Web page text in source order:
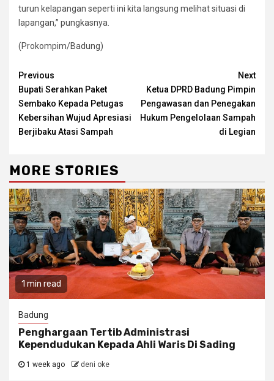
turun kelapangan seperti ini kita langsung melihat situasi di
lapangan,” pungkasnya.
(Prokompim/Badung)
Continue
Reading
Previous
Bupati Serahkan Paket
Sembako Kepada Petugas
Kebersihan Wujud Apresiasi
Berjibaku Atasi Sampah
Next
Ketua DPRD Badung Pimpin
Pengawasan dan Penegakan
Hukum Pengelolaan Sampah
di Legian
MORE STORIES
1 min read
Badung
Penghargaan Tertib Administrasi
Kependudukan Kepada Ahli Waris Di Sading
1 week ago deni oke